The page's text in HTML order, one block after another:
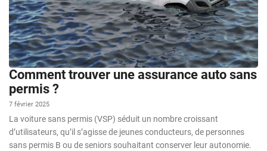
Comment trouver une assurance auto sans
permis ?
7 février 2025
La voiture sans permis (VSP) séduit un nombre croissant
d’utilisateurs, qu’il s’agisse de jeunes conducteurs, de personnes
sans permis B ou de seniors souhaitant conserver leur autonomie.